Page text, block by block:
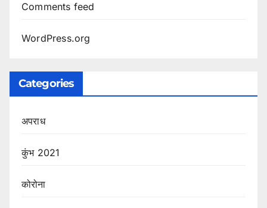
Comments feed
WordPress.org
Categories
अपराध
कुंभ 2021
कोरोना